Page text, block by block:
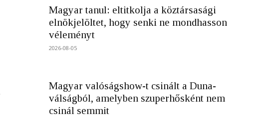
Magyar tanul: eltitkolja a köztársasági
elnökjelöltet, hogy senki ne mondhasson
véleményt
2026-08-05
Magyar valóságshow-t csinált a Duna-
válságból, amelyben szuperhősként nem
csinál semmit